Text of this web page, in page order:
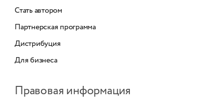
Стать автором
Партнерская программа
Дистрибуция
Для бизнеса
Правовая информация